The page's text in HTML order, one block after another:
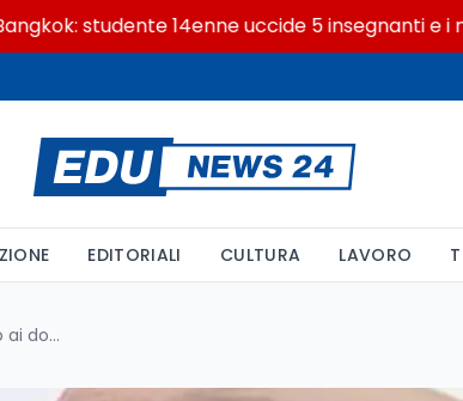
studente 14enne uccide 5 insegnanti e i nonni
EDITORIALI CULTURA LAVORO
Quanti giorni di ferie spettano davvero ai docenti: il calcolo completo